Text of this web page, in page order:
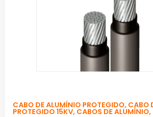
CABO DE ALUMÍNIO PROTEGIDO, CABO
PROTEGIDO 15KV, CABOS DE ALUMÍNIO,